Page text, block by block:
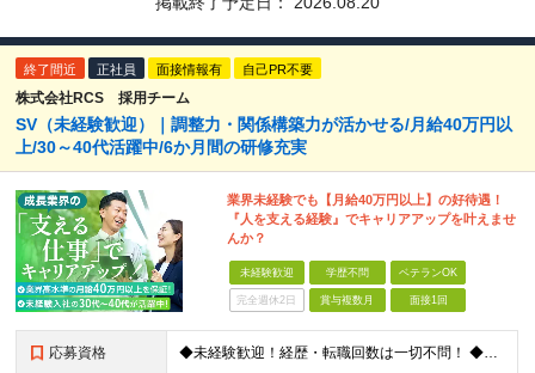
終了間近 正社員 面接情報有 自己PR不要
株式会社RCS 採用チーム
SV（未経験歓迎）｜調整力・関係構築力が活かせる/月給40万円以
上/30～40代活躍中/6か月間の研修充実
業界未経験でも【月給40万円以上】の好待遇！
『人を支える経験』でキャリアアップを叶えませ
んか？
未経験歓迎 学歴不問 ベテランOK
完全週休2日 賞与複数月 面接1回
応募資格 ◆未経験歓迎！経歴・転職回数は一切不問！ ◆異業界出身の30代・40代も活躍中！ ◆U・Iターン希望の方も歓迎（引越費用規定あり） 【応募要件】 ■高卒以上 ■普通自動車運転免許（AT限定可） ■基